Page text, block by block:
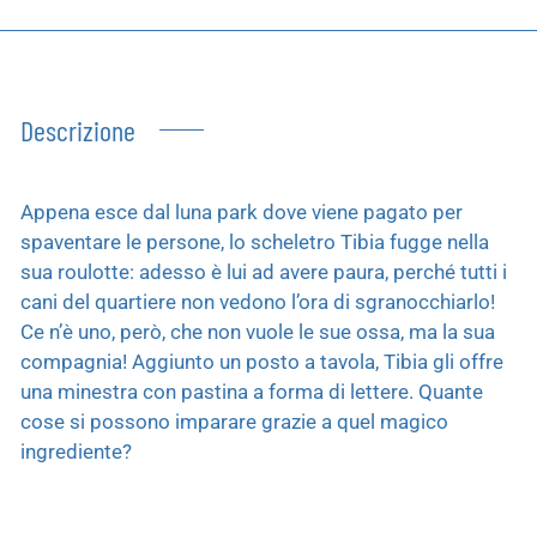
Descrizione
Appena esce dal luna park dove viene pagato per
spaventare le persone, lo scheletro Tibia fugge nella
sua roulotte: adesso è lui ad avere paura, perché tutti i
cani del quartiere non vedono l’ora di sgranocchiarlo!
Ce n’è uno, però, che non vuole le sue ossa, ma la sua
compagnia! Aggiunto un posto a tavola, Tibia gli offre
una minestra con pastina a forma di lettere. Quante
cose si possono imparare grazie a quel magico
ingrediente?